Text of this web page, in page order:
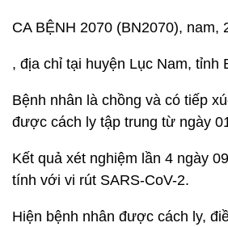
CA BỆNH 2070 (BN2070), nam,
, địa chỉ tại huyện Lục Nam, tỉnh
Bệnh nhân là chồng và có tiếp
được cách ly tập trung từ ngày
Kết quả xét nghiệm lần 4 ngày
tính với vi rút SARS-CoV-2.
Hiện bệnh nhân được cách ly,